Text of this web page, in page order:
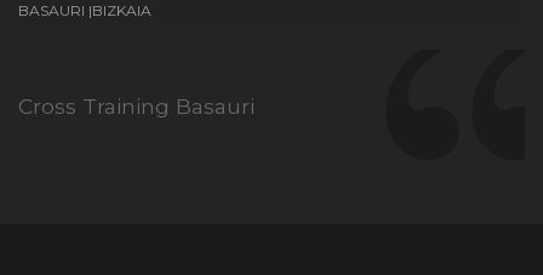
BASAURI |BIZKAIA
Cross Training Basauri